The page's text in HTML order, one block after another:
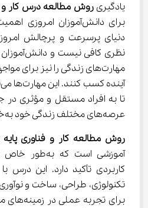
یادگیری روش مطالعه درس کار و
برای دانش‌آموزان
دنیای پرسرعت و پرچالش
تا به افراد مستقل و مؤثری در
عرصه‌های مختلف زندگی خود به‌خوبی عمل کنند.
روش مطالعه کار و فناوری
کاربردی تأکید دارد. این درس